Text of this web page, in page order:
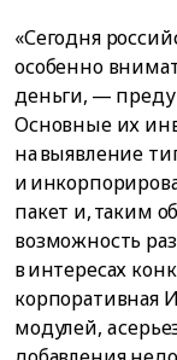
«Сегодня
особенно
деньги, —
Основные их
на выявление
и
пакет и, таким
возможность
в интересах
корпоративная
модулей, а